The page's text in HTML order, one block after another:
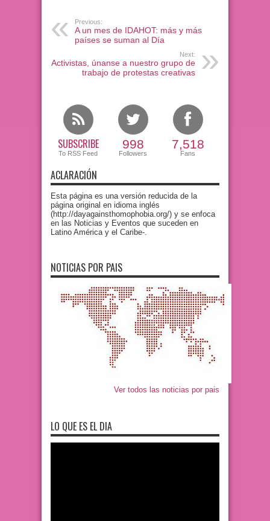
Previous:
A un mes de IDAHOT: más y más
países se suman al Día
Next:
Activistas, únanse a nuestro grupo de
trabajo de protestas creativas
SUBSCRIBE
To RSS Feed
998
Followers
7,518
Fans
ACLARACIÓN
Esta página es una versión reducida de la
página original en idioma inglés
(http://dayagainsthomophobia.org/) y se enfoca
en las Noticias y Eventos que suceden en
Latino América y el Caribe-.
NOTICIAS POR PAIS
Ver todos las noticias por pais
LO QUE ES EL DIA